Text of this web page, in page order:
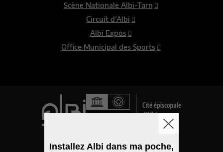
Scène Nationale Albi-Tarn
Circuit d’Albi
Albi Expos
Office Municipal des Sports
Installez Albi dans ma poche,